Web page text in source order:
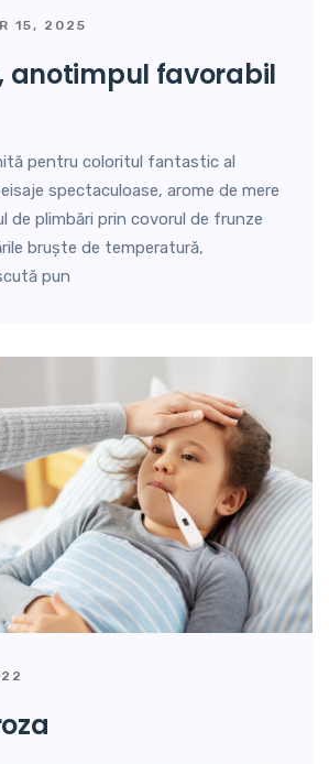
15, 2025
pentru coloritul fantastic al
spectaculoase, arome de mere
de plimbări prin covorul de frunze
bruște de temperatură,
pun